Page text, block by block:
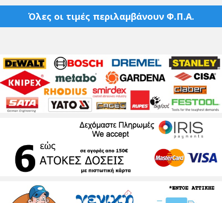
Όλες οι τιμές περιλαμβάνουν Φ.Π.Α.